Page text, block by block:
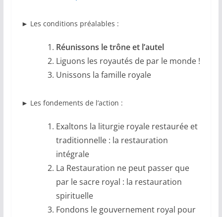
► Les conditions préalables :
Réunissons le trône et l’autel
Liguons les royautés de par le monde !
Unissons la famille royale
► Les fondements de l’action :
Exaltons la liturgie royale restaurée et
traditionnelle : la restauration
intégrale
La Restauration ne peut passer que
par le sacre royal : la restauration
spirituelle
Fondons le gouvernement royal pour